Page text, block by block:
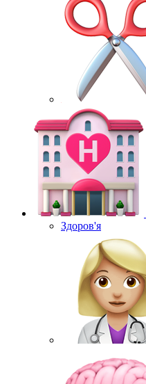
Здоров'я